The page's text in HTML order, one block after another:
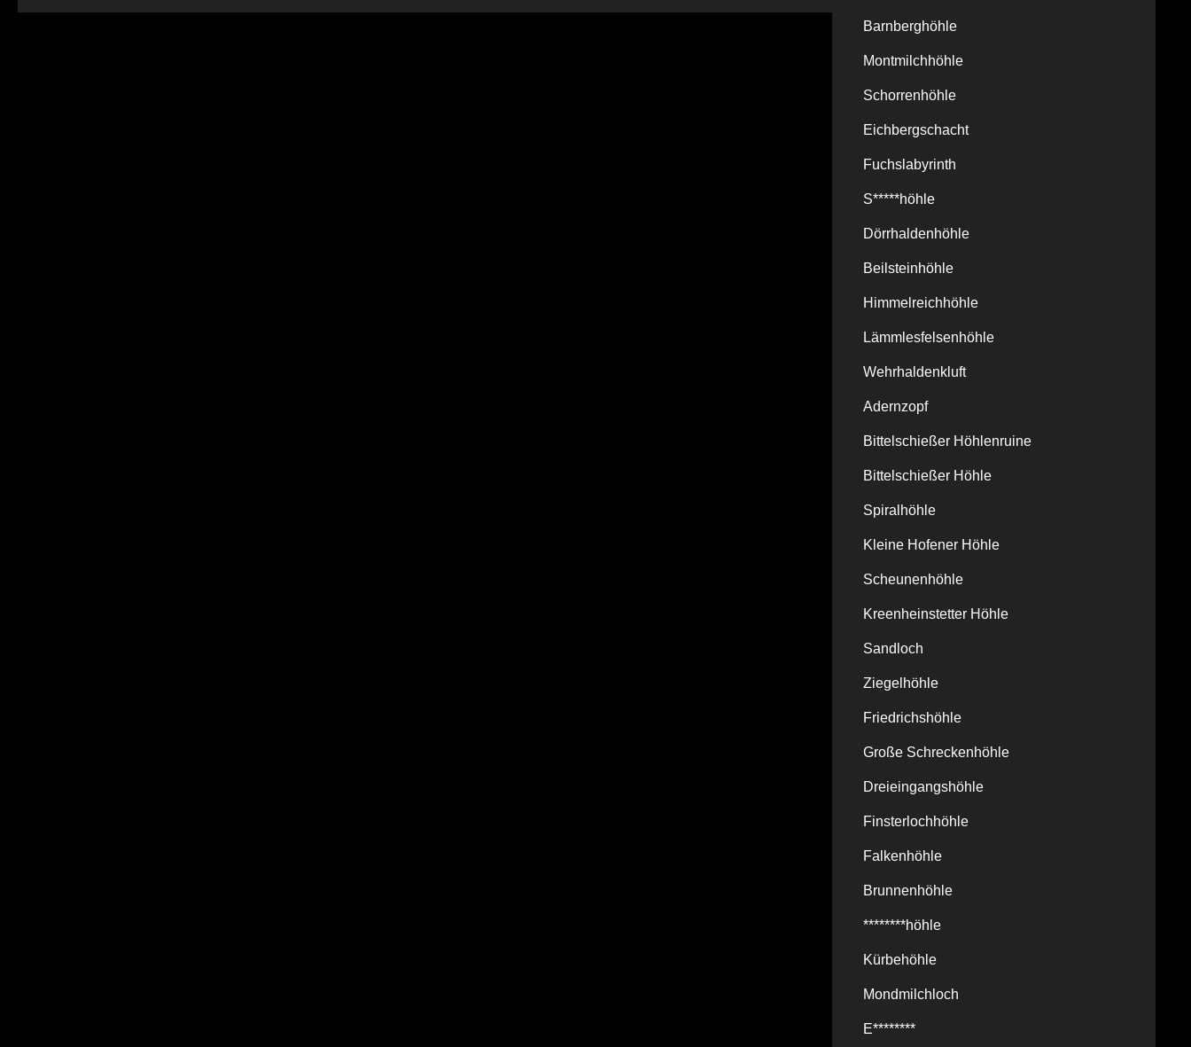
Barnberghöhle
Montmilchhöhle
Schorrenhöhle
Eichbergschacht
Fuchslabyrinth
S*****höhle
Dörrhaldenhöhle
Beilsteinhöhle
Himmelreichhöhle
Lämmlesfelsenhöhle
Wehrhaldenkluft
Adernzopf
Bittelschießer Höhlenruine
Bittelschießer Höhle
Spiralhöhle
Kleine Hofener Höhle
Scheunenhöhle
Kreenheinstetter Höhle
Sandloch
Ziegelhöhle
Friedrichshöhle
Große Schreckenhöhle
Dreieingangshöhle
Finsterlochhöhle
Falkenhöhle
Brunnenhöhle
********höhle
Kürbehöhle
Mondmilchloch
E********